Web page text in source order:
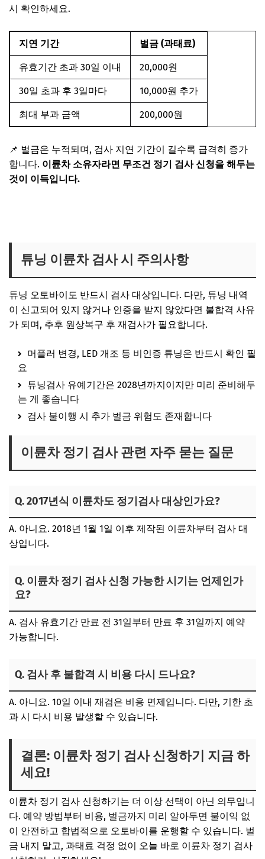
시 확인하세요.
지연 기간 벌금 (과태료)
유효기간 초과 30일 이내 20,000원
30일 초과 후 3일마다 10,000원 추가
최대 부과 금액 200,000원
📌 벌금은 누적되며, 검사 지연 기간이 길수록 급격히 증가
합니다. 이륜차 소유자라면 무조건 정기 검사 신청을 해두는
것이 이득입니다.
튜닝 이륜차 검사 시 주의사항
튜닝 오토바이도 반드시 검사 대상입니다. 다만, 튜닝 내역
이 신고되어 있지 않거나 인증을 받지 않았다면 불합격 사유
가 되며, 추후 원상복구 후 재검사가 필요합니다.
머플러 변경, LED 개조 등 비인증 튜닝은 반드시 확인 필
요
튜닝검사 유예기간은 2028년까지이지만 미리 준비해두
는 게 좋습니다
검사 불이행 시 추가 벌금 위험도 존재합니다
이륜차 정기 검사 관련 자주 묻는 질문
Q. 2017년식 이륜차도 정기검사 대상인가요?
A. 아니요. 2018년 1월 1일 이후 제작된 이륜차부터 검사 대
상입니다.
Q. 이륜차 정기 검사 신청 가능한 시기는 언제인가
요?
A. 검사 유효기간 만료 전 31일부터 만료 후 31일까지 예약
가능합니다.
Q. 검사 후 불합격 시 비용 다시 드나요?
A. 아니요. 10일 이내 재검은 비용 면제입니다. 다만, 기한 초
과 시 다시 비용 발생할 수 있습니다.
결론: 이륜차 정기 검사 신청하기 지금 하
세요!
이륜차 정기 검사 신청하기는 더 이상 선택이 아닌 의무입니
다. 예약 방법부터 비용, 벌금까지 미리 알아두면 불이익 없
이 안전하고 합법적으로 오토바이를 운행할 수 있습니다. 벌
금 내지 말고, 과태료 걱정 없이 오늘 바로 이륜차 정기 검사